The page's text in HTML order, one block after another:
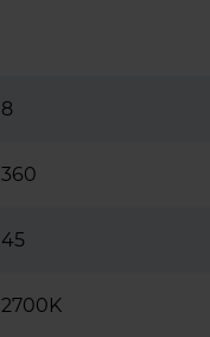
8
360
45
2700K